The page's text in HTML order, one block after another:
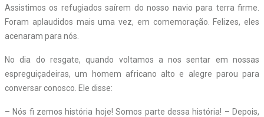
Assistimos os refugiados saírem do nosso navio para terra firme.
Foram aplaudidos mais uma vez, em comemoração. Felizes, eles
acenaram para nós.
No dia do resgate, quando voltamos a nos sentar em nossas
espreguiçadeiras, um homem africano alto e alegre parou para
conversar conosco. Ele disse:
– Nós fi zemos história hoje! Somos parte dessa história! – Depois,